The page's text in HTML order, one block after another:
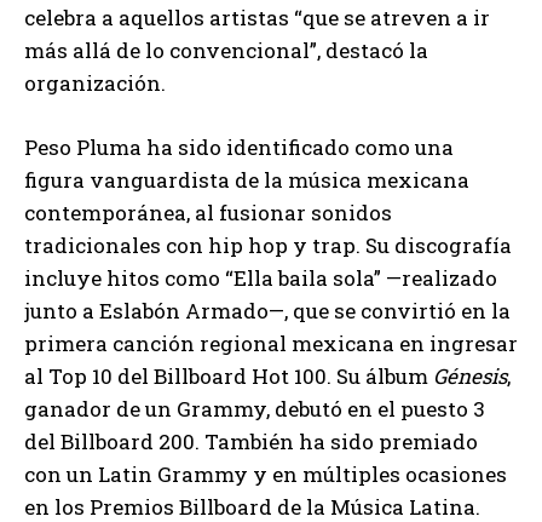
celebra a aquellos artistas “que se atreven a ir
más allá de lo convencional”, destacó la
organización.
Peso Pluma ha sido identificado como una
figura vanguardista de la música mexicana
contemporánea, al fusionar sonidos
tradicionales con hip hop y trap. Su discografía
incluye hitos como “Ella baila sola” —realizado
junto a Eslabón Armado—, que se convirtió en la
primera canción regional mexicana en ingresar
al Top 10 del Billboard Hot 100. Su álbum Génesis,
ganador de un Grammy, debutó en el puesto 3
del Billboard 200. También ha sido premiado
con un Latin Grammy y en múltiples ocasiones
en los Premios Billboard de la Música Latina.